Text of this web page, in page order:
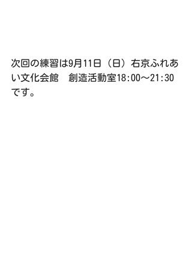
次回の練習は9月11日（日）右京ふれあ
い文化会館　創造活動室18:00〜21:30
です。